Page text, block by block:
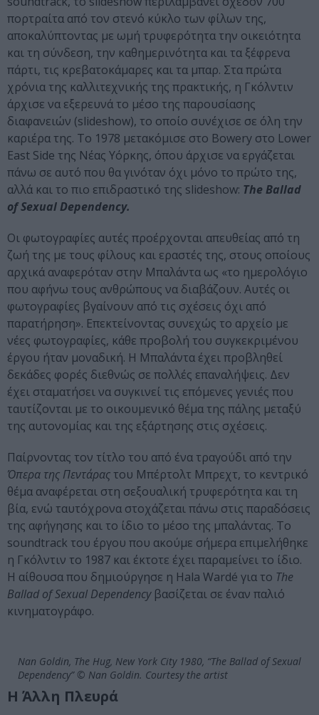
πορτραίτα από τον στενό κύκλο των φίλων της,
αποκαλύπτοντας με ωμή τρυφερότητα την οικειότητα
και τη σύνδεση, την καθημερινότητα και τα ξέφρενα
πάρτι, τις κρεβατοκάμαρες και τα μπαρ. Στα πρώτα
χρόνια της καλλιτεχνικής της πρακτικής, η Γκόλντιν
άρχισε να εξερευνά το μέσο της παρουσίασης
διαφανειών (slideshow), το οποίο συνέχισε σε όλη την
καριέρα της. Το 1978 μετακόμισε στο Bowery στο Lower
East Side της Νέας Υόρκης, όπου άρχισε να εργάζεται
πάνω σε αυτό που θα γινόταν όχι μόνο το πρώτο της,
αλλά και το πιο επιδραστικό της slideshow: The Ballad
of Sexual Dependency.
Οι φωτογραφίες αυτές προέρχονται απευθείας από τη
ζωή της με τους φίλους και εραστές της, στους οποίους
αρχικά αναφερόταν στην Μπαλάντα ως «το ημερολόγιο
που αφήνω τους ανθρώπους να διαβάζουν. Αυτές οι
φωτογραφίες βγαίνουν από τις σχέσεις όχι από
παρατήρηση». Επεκτείνοντας συνεχώς το αρχείο με
νέες φωτογραφίες, κάθε προβολή του συγκεκριμένου
έργου ήταν μοναδική. Η Μπαλάντα έχει προβληθεί
δεκάδες φορές διεθνώς σε πολλές επαναλήψεις. Δεν
έχει σταματήσει να συγκινεί τις επόμενες γενιές που
ταυτίζονται με το οικουμενικό θέμα της πάλης μεταξύ
της αυτονομίας και της εξάρτησης στις σχέσεις.
Παίρνοντας τον τίτλο του από ένα τραγούδι από την
Όπερα της Πεντάρας του Μπέρτολτ Μπρεχτ, το κεντρικό
θέμα αναφέρεται στη σεξουαλική τρυφερότητα και τη
βία, ενώ ταυτόχρονα στοχάζεται πάνω στις παραδόσεις
της αφήγησης και το ίδιο το μέσο της μπαλάντας. Το
soundtrack του έργου που ακούμε σήμερα επιμελήθηκε
η Γκόλντιν το 1987 και έκτοτε έχει παραμείνει το ίδιο.
Η αίθουσα που δημιούργησε η Hala Wardé για το The
Ballad of Sexual Dependencyβασίζεται σε έναν παλιό
κινηματογράφο.
Nan Goldin, The Hug, New York City 1980, “The Ballad of Sexual
Dependency” © Nan Goldin. Courtesy the artist
Η Άλλη Πλευρά